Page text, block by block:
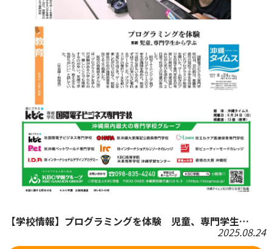
【学校情報】プログラミングを体験 児童、専門学生…
2025.08.24